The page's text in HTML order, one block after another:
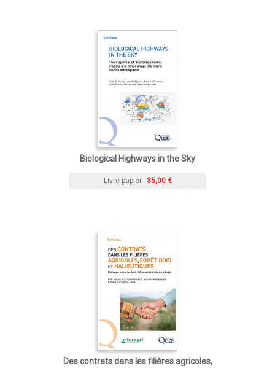
Biological Highways in the Sky
Livre papier 35,00 €
Des contrats dans les filières agricoles,